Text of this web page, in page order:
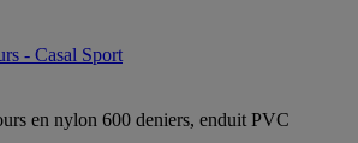
- Casal Sport
en nylon 600 deniers, enduit PVC